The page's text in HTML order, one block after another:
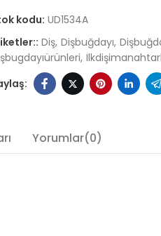
kodu: UD1534A
Diş Dişbuğdayı
Yorumlar(0)